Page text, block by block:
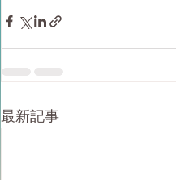
最新記事